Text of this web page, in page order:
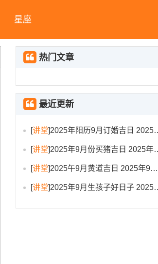
星座
热门文章
最近更新
[讲堂]2025年阳历9月订婚吉日 2025年9月订婚吉日有哪几天
[讲堂]2025年9月份买猪吉日 2025年9月买猪进圈吉日
[讲堂]2025午9月黄道吉日 2025年9月黄道吉日一览表大全
[讲堂]2025年9月生孩子好日子 2025年9月哪天生孩子比较好